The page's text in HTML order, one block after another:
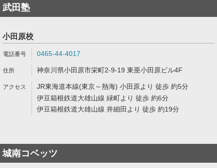
武田塾
小田原校
0465-44-4017
神奈川県小田原市栄町2-9-19 東亜小田原ビル4F
JR東海道本線(東京～熱海) 小田原より 徒歩 約5分
伊豆箱根鉄道大雄山線 緑町より 徒歩 約6分
伊豆箱根鉄道大雄山線 井細田より 徒歩 約19分
城南コベッツ